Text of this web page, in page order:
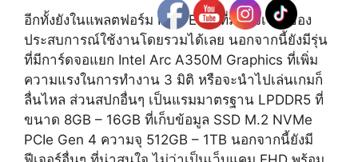
อีกทั้งยังในแพลตฟอร์ม Intel EVO ที่มั่นใจเรื่องของ
ประสบการณ์ใช้งานโดยรวมได้เลย นอกจากนี้ยังมีรุ่น
ที่มีการ์ดจอแยก Intel Arc A350M Graphics ที่เพิ่ม
ความแรงในการทำงาน 3 มิติ หรือจะนำไปเล่นเกมก็
ลื่นไหล ส่วนสปกอื่นๆ เป็นแรมมาตรฐาน LPDDR5 ที่
ขนาด 8GB – 16GB ที่เก็บข้อมูล SSD M.2 NVMe
PCIe Gen 4 ความจุ 512GB – 1TB นอกจากนี้ยังมี